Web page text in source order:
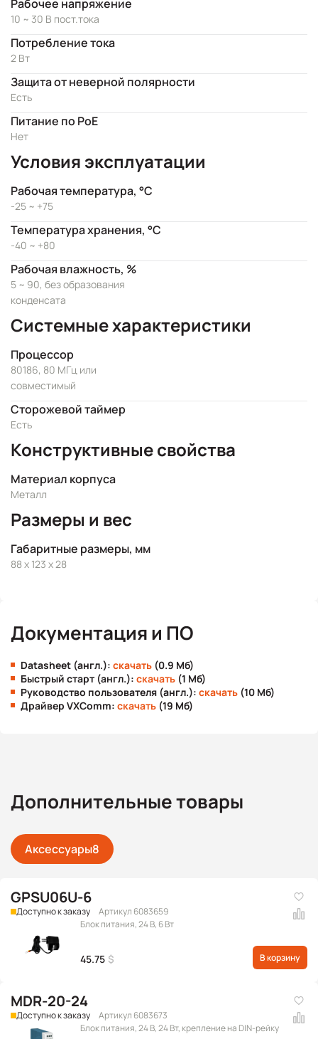
Рабочее напряжение
10 ~ 30 В пост.тока
Потребление тока
2 Вт
Защита от неверной полярности
Есть
Питание по PoE
Нет
Условия эксплуатации
Рабочая температура, °C
-25 ~ +75
Температура хранения, °C
-40 ~ +80
Рабочая влажность, %
5 ~ 90, без образования
конденсата
Системные характеристики
Процессор
80186, 80 МГц или
совместимый
Сторожевой таймер
Есть
Конструктивные свойства
Материал корпуса
Металл
Размеры и вес
Габаритные размеры, мм
88 x 123 x 28
Документация и ПО
Datasheet (англ.): скачать (0.9 Мб)
Быстрый старт (англ.): скачать (1 Мб)
Руководство пользователя (англ.): скачать (10 Мб)
Драйвер VXComm: скачать (19 Мб)
Дополнительные товары
Аксессуары8
GPSU06U-6
Доступно к заказу
Артикул 6083659
Блок питания, 24 В, 6 Вт
45.75 $ В корзину
MDR-20-24
Доступно к заказу
Артикул 6083673
Блок питания, 24 В, 24 Вт, крепление на DIN-рейку